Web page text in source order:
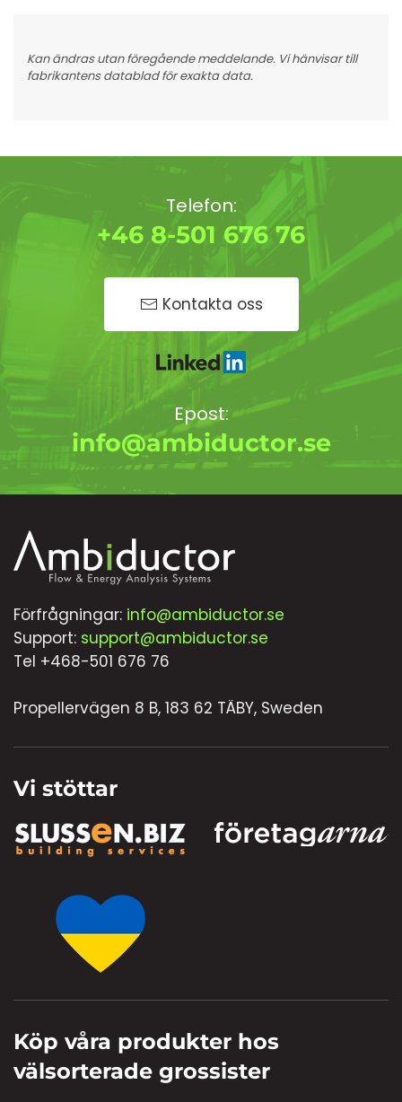
Kan ändras utan föregående meddelande. Vi hänvisar till
fabrikantens datablad för exakta data.
Telefon:
+46 8-501 676 76
Kontakta oss
Epost:
info@ambiductor.se
Förfrågningar: info@ambiductor.se
Support: support@ambiductor.se
Tel +468-501 676 76
Propellervägen 8 B, 183 62 TÄBY, Sweden
Vi stöttar
Köp våra produkter hos
välsorterade grossister